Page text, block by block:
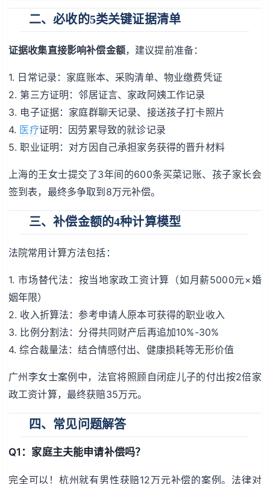
二、必收的5类关键证据清单
证据收集直接影响补偿金额，建议提前准备：
1. 日常记录：家庭账本、采购清单、物业缴费凭证
2. 第三方证明：邻居证言、家政阿姨工作记录
3. 电子证据：家庭群聊天记录、接送孩子打卡照片
4. 医疗证明：因劳累导致的就诊记录
5. 职业证明：对方因自己承担家务获得的晋升材料
上海的王女士提交了3年间的600条买菜记账、孩子家长会
签到表，最终多争取到8万元补偿。
三、补偿金额的4种计算模型
法院常用计算方法包括：
1. 市场替代法：按当地家政工资计算（如月薪5000元×婚
姻年限）
2. 收入折算法：参考申请人原本可获得的职业收入
3. 比例分割法：分得共同财产后再追加10%-30%
4. 综合裁量法：结合情感付出、健康损耗等无形价值
广州李女士案例中，法官将照顾自闭症儿子的付出按2倍家
政工资计算，最终获赔35万元。
四、常见问题解答
Q1：家庭主夫能申请补偿吗？
完全可以！杭州就有男性获赔12万元补偿的案例。法律对